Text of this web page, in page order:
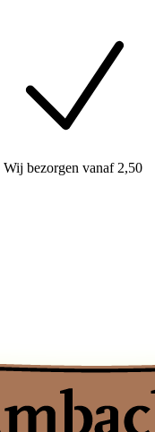
Wij bezorgen vanaf 2,50